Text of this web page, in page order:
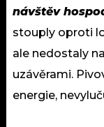
návštěv
stouply oproti
ale nedostaly
uzávěrami.
energie,